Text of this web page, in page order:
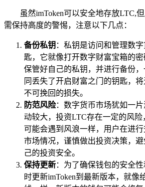
虽然imToken可以安全地存放LTC,
需保持高度的警惕，注意以下几点：
备份私钥 ：私钥是访问和管理数
匙，它就像打开数字财富宝箱的
保管好自己的私钥，并进行备份
同丢失了开启财富之门的钥匙，
不可挽回的损失。
防范风险：数字货币市场犹如一
动较大，投资LTC存在一定的风
可能会遇到风浪一样，用户在进
市场情况，谨慎做出投资决策，
己的投资安全。
保持更新：为了确保钱包的安全
时更新imToken到最新版本，就像